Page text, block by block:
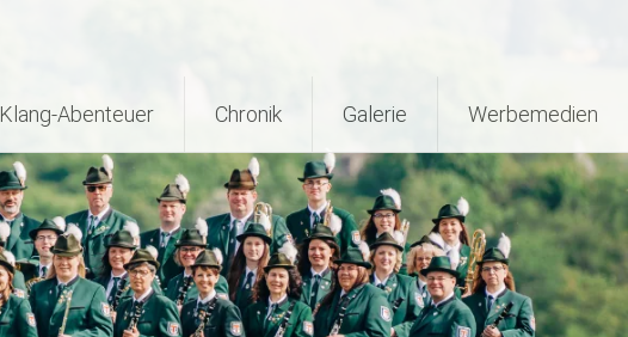
Klang-Abenteuer Chronik Galerie Werbemedien